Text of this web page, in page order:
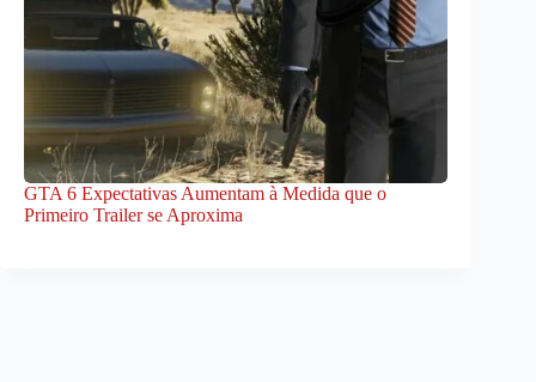
GTA 6 Expectativas Aumentam à Medida que o
Primeiro Trailer se Aproxima